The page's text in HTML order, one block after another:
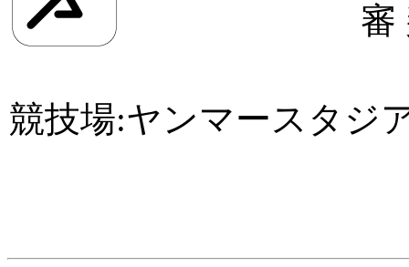
審
競技場:ヤンマースタジ